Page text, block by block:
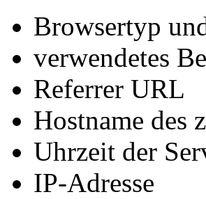
Browsertyp
verwendetes
Referrer URL
Hostname des
Uhrzeit der
IP-Adresse